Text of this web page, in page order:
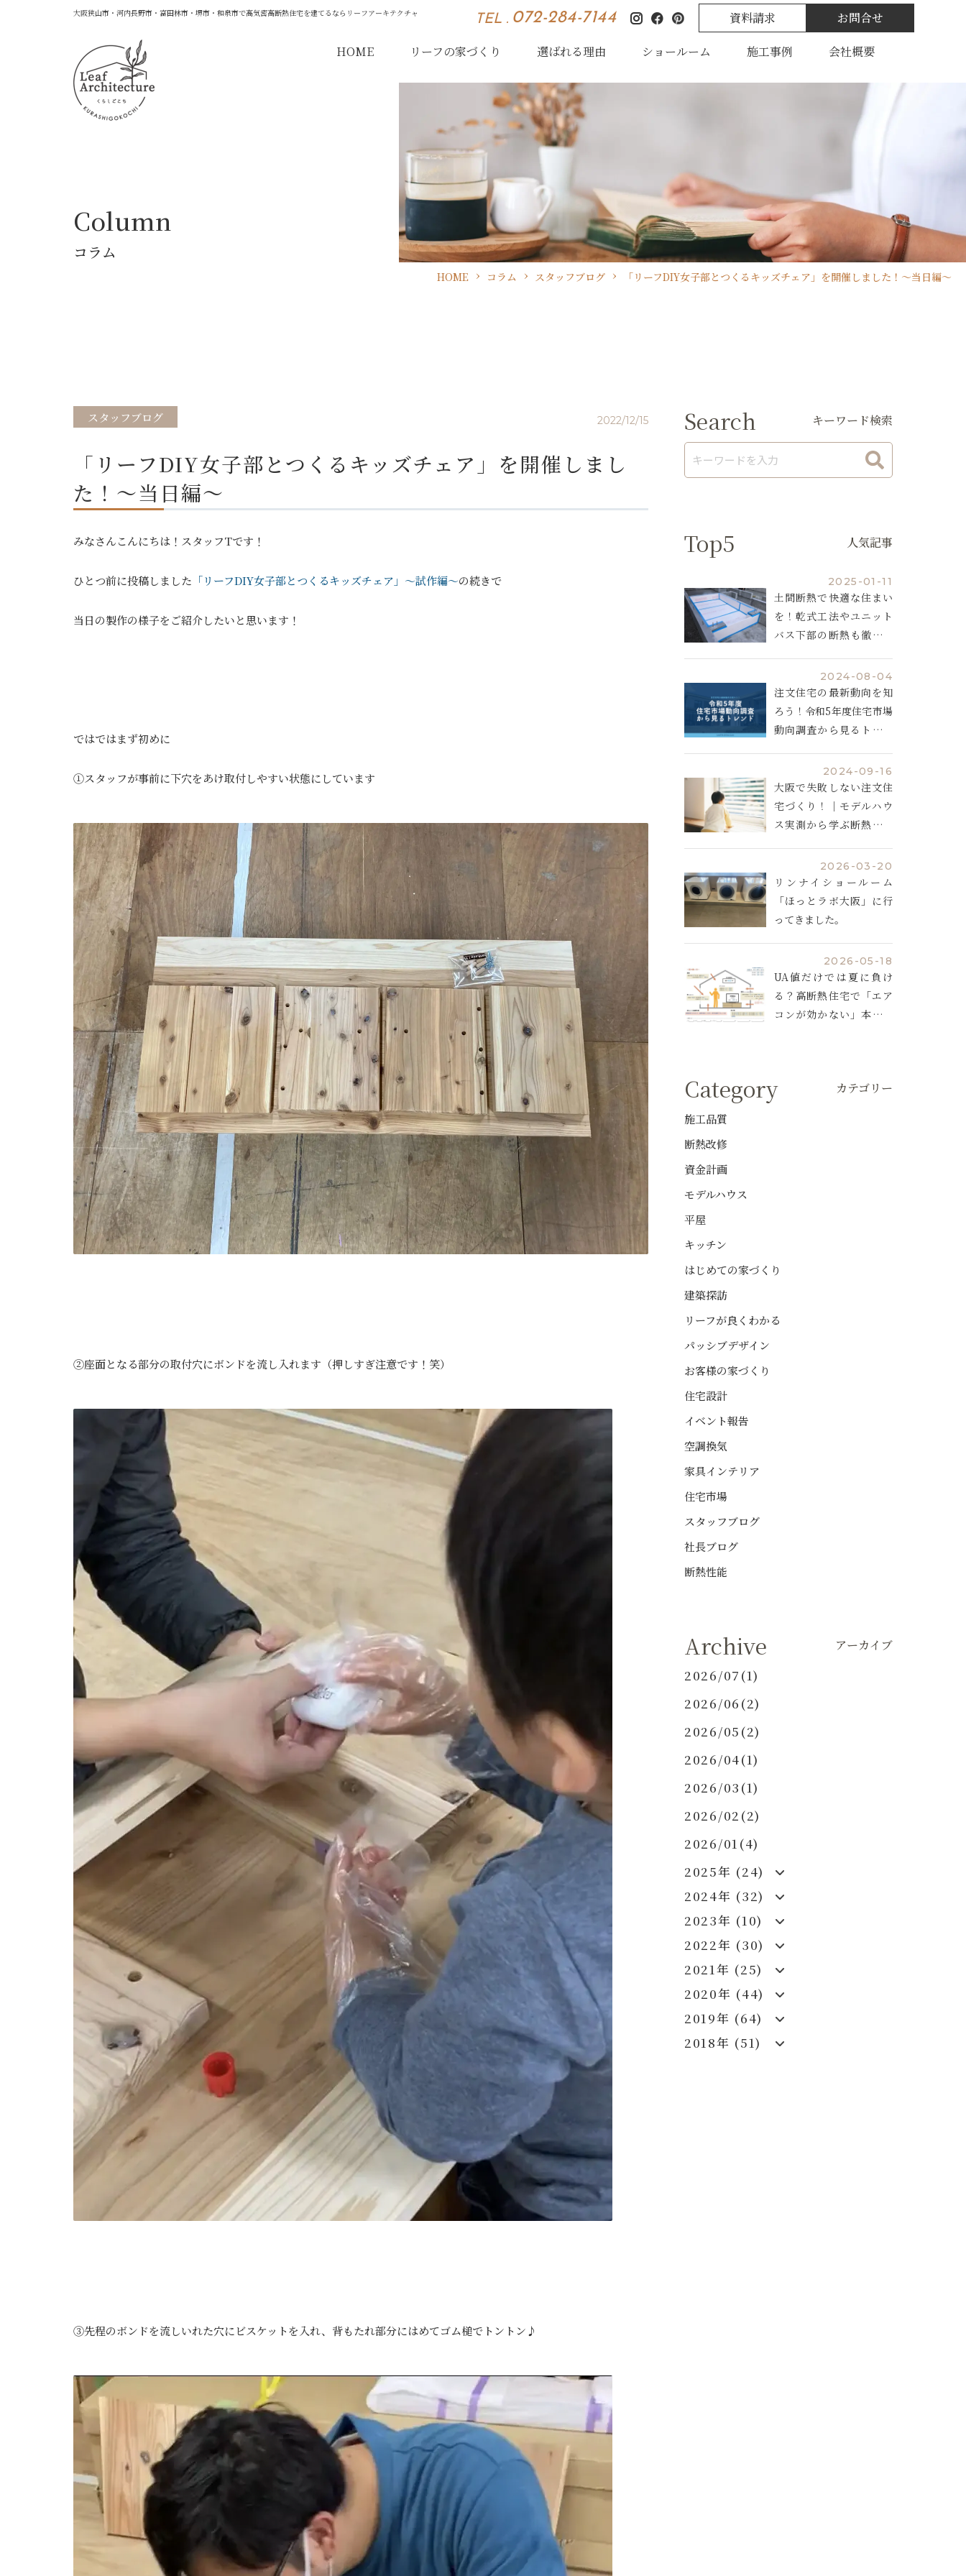
大阪狭山市・河内長野市・富田林市・堺市・和泉市で高気密高断熱住宅を建てるならリーフアーキテクチャ TEL . 072-284-7144 資料請求 お問合せ
HOME リーフの家づくり 選ばれる理由 ショールーム 施工事例 会社概要
HOME コラム スタッフブログ 「リーフDIY女子部とつくるキッズチェア」を開催しました！～当日編～
Column
コラム
スタッフブログ 2022/12/15
「リーフDIY女子部とつくるキッズチェア」を開催しまし
た！～当日編～
みなさんこんにちは！スタッフTです！
ひとつ前に投稿しました 「リーフDIY女子部とつくるキッズチェア」～試作編～の続きで
当日の製作の様子をご紹介したいと思います！
ではではまず初めに
①スタッフが事前に下穴をあけ取付しやすい状態にしています
②座面となる部分の取付穴にボンドを流し入れます（押しすぎ注意です！笑）
③先程のボンドを流しいれた穴にビスケットを入れ、背もたれ部分にはめてゴム槌でトントン♪
Search キーワード検索
Top5 人気記事
2025-01-11
土間断熱で快適な住まい
を！乾式工法やユニット
バス下部の断熱も徹底解
2024-08-04
注文住宅の最新動向を知
ろう！令和5年度住宅市場
動向調査から見るトレン
2024-09-16
大阪で失敗しない注文住
宅づくり！｜モデルハウ
ス実測から学ぶ断熱と空
2026-03-20
リンナイショールーム
「ほっとラボ大阪」に行
ってきました。
2026-05-18
UA値だけでは夏に負け
る？高断熱住宅で「エア
コンが効かない」本当の
Category カテゴリー
施工品質
断熱改修
資金計画
モデルハウス
平屋
キッチン
はじめての家づくり
建築探訪
リーフが良くわかる
パッシブデザイン
お客様の家づくり
住宅設計
イベント報告
空調換気
家具インテリア
住宅市場
スタッフブログ
社長ブログ
断熱性能
Archive アーカイブ
2026/07(1)
2026/06(2)
2026/05(2)
2026/04(1)
2026/03(1)
2026/02(2)
2026/01(4)
2025年 (24)
2024年 (32)
2023年 (10)
2022年 (30)
2021年 (25)
2020年 (44)
2019年 (64)
2018年 (51)